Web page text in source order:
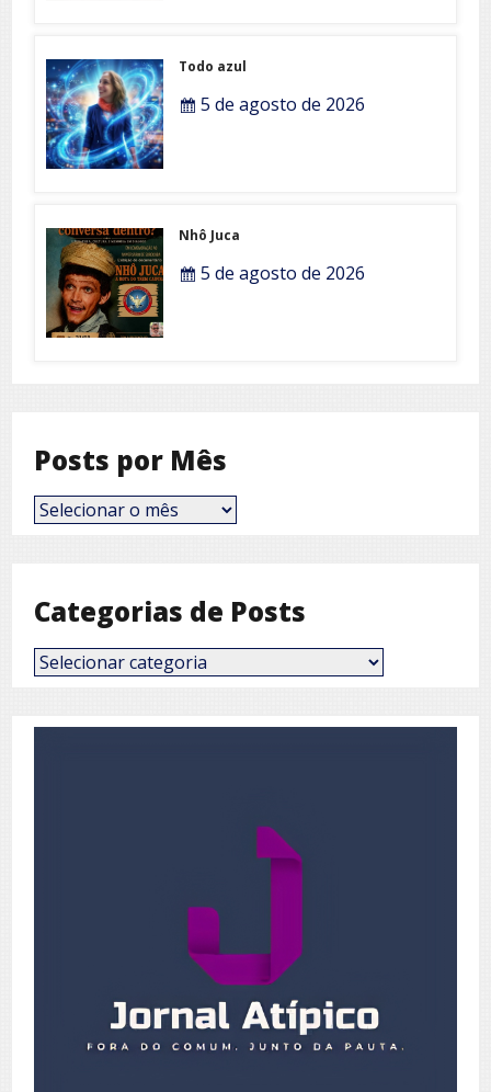
Todo azul
5 de agosto de 2026
Nhô Juca
5 de agosto de 2026
Posts por Mês
Posts
por
Categorias de Posts
Categorias
de